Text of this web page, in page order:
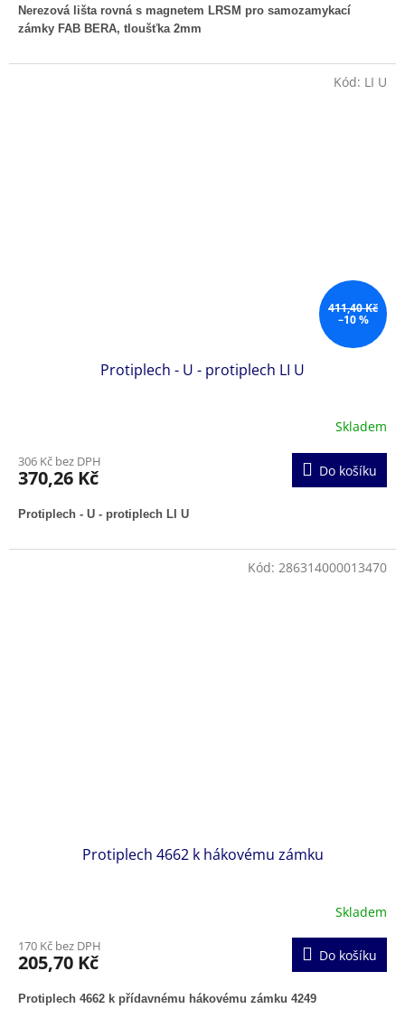
Nerezová lišta rovná s magnetem LRSM pro samozamykací
zámky FAB BERA, tloušťka 2mm
411,40 Kč
–10 %
Protiplech - U - protiplech LI U
Skladem
306 Kč bez DPH
370,26 Kč Do košíku
Protiplech - U - protiplech LI U
Kód: LI U
Protiplech 4662 k hákovému zámku
Skladem
170 Kč bez DPH
205,70 Kč Do košíku
Protiplech 4662 k přídavnému hákovému zámku 4249
Kód: 286314000013470